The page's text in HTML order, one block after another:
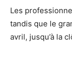
Les
tandis que le
avril, jusqu’à la